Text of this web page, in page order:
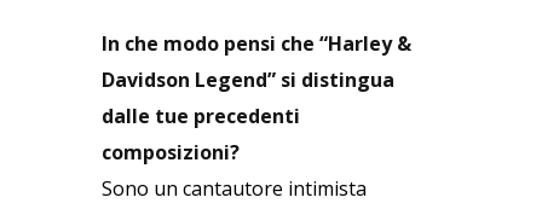
In che modo pensi che “Harley &
Davidson Legend” si distingua
dalle tue precedenti
composizioni?
Sono un cantautore intimista